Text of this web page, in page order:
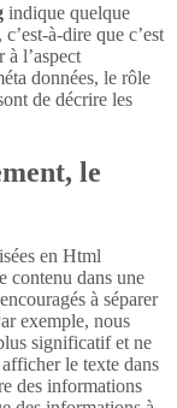
indique quelque
à-dire que c’est
l’aspect
données, le rôle
de décrire les
le
en Html
contenu dans une
à séparer
exemple, nous
significatif et ne
le texte dans
des informations